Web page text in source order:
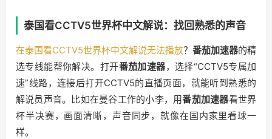
泰国看CCTV5世界杯中文解说：找回熟悉的声音
在泰国看CCTV5世界杯中文解说无法播放？ 番茄加速器的精
选专线能帮你解决。打开番茄加速器，选择“CCTV5专属加
速”线路，连接后打开CCTV5的直播页面，就能听到熟悉的
解说员声音。比如在曼谷工作的小李，用番茄加速器看世界
杯半决赛，画面清晰，声音同步，就像在国内家里看球一
样。